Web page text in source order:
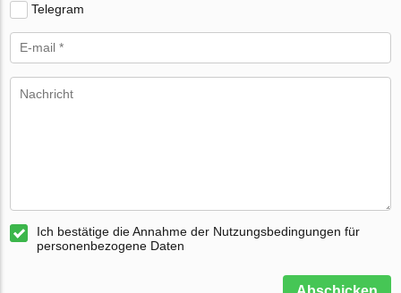
Telegram
Ich bestätige die Annahme der Nutzungsbedingungen für
personenbezogene Daten